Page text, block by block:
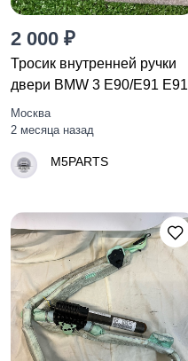
2 000 ₽
Тросик внутренней ручки
двери BMW 3 E90/E91 E91
Москва
2 месяца назад
M5PARTS